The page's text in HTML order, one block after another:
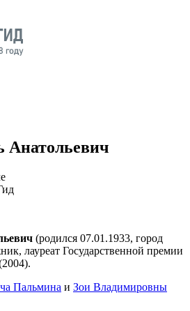
Анатольевич
(родился 07.01.1933, город
лауреат Государственной премии
Пальмина и Зои Владимировны